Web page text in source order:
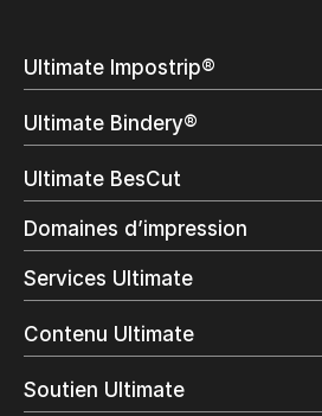
Ultimate Impostrip®
Démo
Ultimate Bindery®
Démo
Témoignages clients
Ultimate BesCut
Apercu
Démo
Domaines d’impression
Publipostage et Transactionnel
Impression Commerciale
Livres à la demande
Impression jet d’encre
Impression d’étiquettes
Services Ultimate
Contenu Ultimate
Soutien Ultimate